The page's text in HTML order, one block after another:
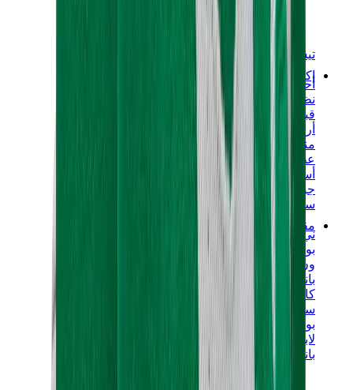
تيشيرتات
إكسسوارات
أحزمة
نظارات شمسية
قبعات وكاب
أربطة الأحذية
منتجات العناية بالسنيكرز
عطور
أساور
جوارب
سكيت بورد
مقتنيات
ني دوه
بوكيمون
ون بيس
بانيني
كاوز
سوني انجل
بوب مارت
لابوبو
بانكسي